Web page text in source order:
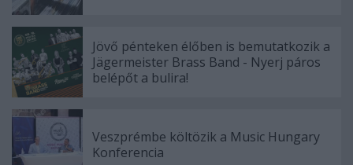
Jövő pénteken élőben is bemutatkozik a
Jägermeister Brass Band - Nyerj páros
belépőt a bulira!
Veszprémbe költözik a Music Hungary
Konferencia